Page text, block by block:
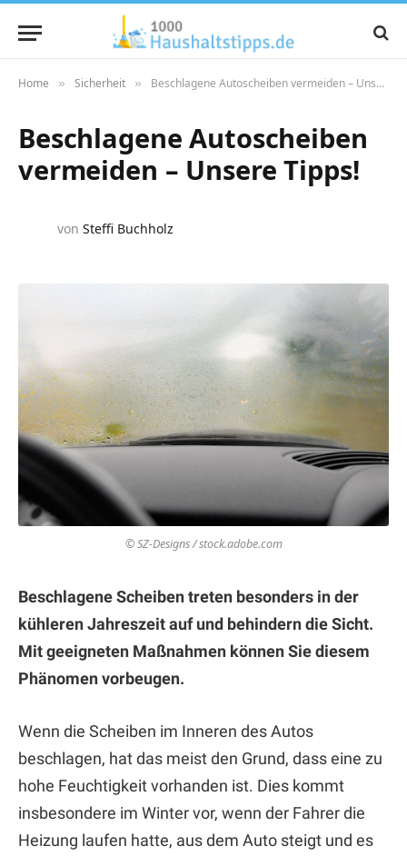
Home » Sicherheit » Beschlagene Autoscheiben vermeiden – Unsere Tipps!
Beschlagene Autoscheiben
vermeiden – Unsere Tipps!
von Steffi Buchholz
© SZ-Designs / stock.adobe.com
Beschlagene Scheiben treten besonders in der
kühleren Jahreszeit auf und behindern die Sicht.
Mit geeigneten Maßnahmen können Sie diesem
Phänomen vorbeugen.
Wenn die Scheiben im Inneren des Autos
beschlagen, hat das meist den Grund, dass eine zu
hohe Feuchtigkeit vorhanden ist. Dies kommt
insbesondere im Winter vor, wenn der Fahrer die
Heizung laufen hatte, aus dem Auto steigt und es